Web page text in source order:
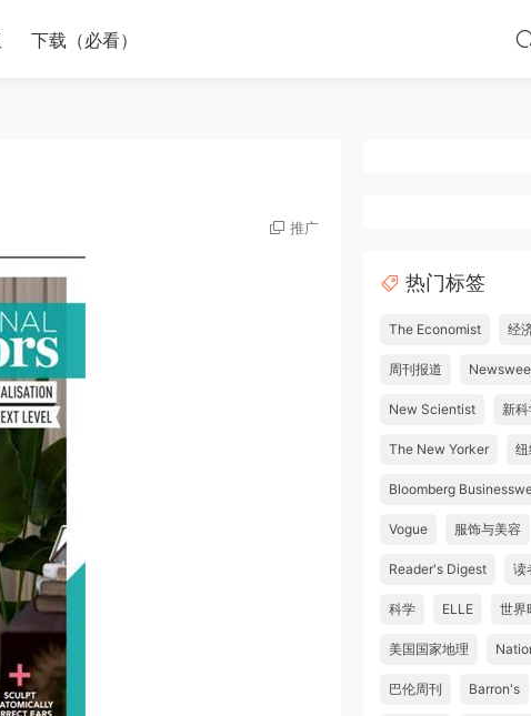
下载（必看）
推广
热门标签
The Economist 经
周刊报道
New Scientist 新
The New Yorker
Bloomberg
Vogue 服饰与美容
Reader's Digest 读
科学 ELLE 世界
美国国家地理
巴伦周刊 Barron's